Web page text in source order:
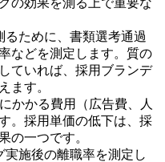
るために、書類選考通過
などを測定します。質の
ていれば、採用ブランデ
ます。
かかる費用（広告費、人
。採用単価の低下は、採
の一つです。
実施後の離職率を測定し